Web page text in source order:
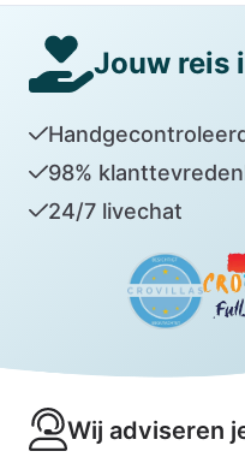
Jouw reis
98%
24/7 livechat
Wij adviseren